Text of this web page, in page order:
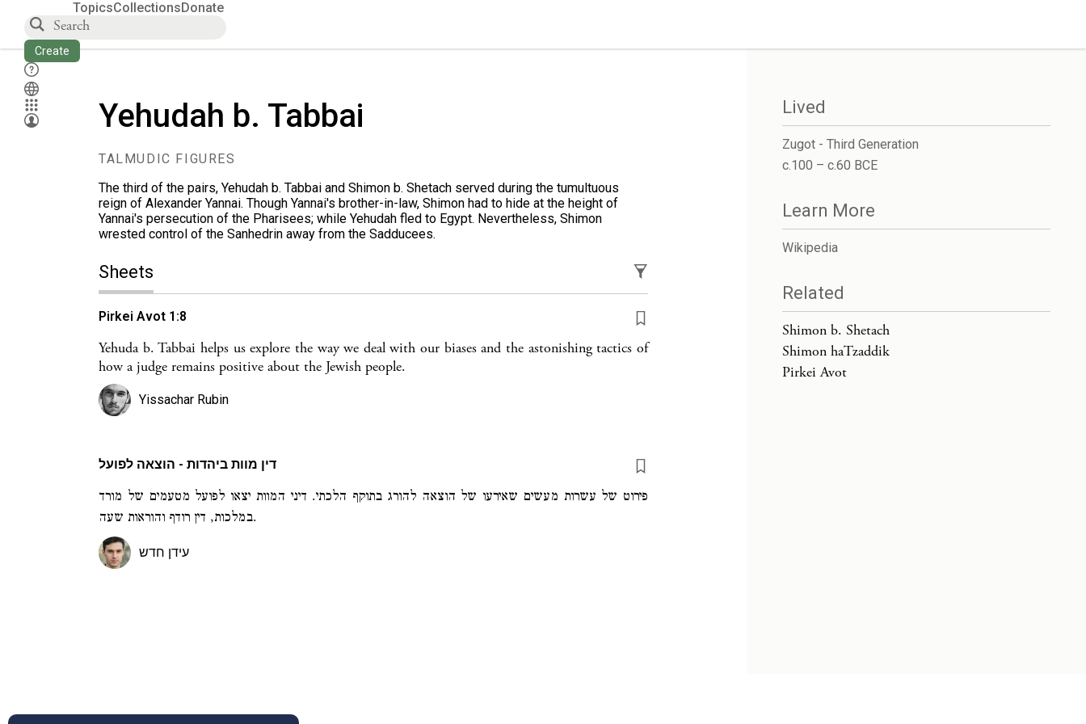
TopicsCollectionsDonate
Create
Yehudah b. Tabbai
TALMUDIC FIGURES
The third of the pairs, Yehudah b. Tabbai and Shimon b. Shetach served during the tumultuous
reign of Alexander Yannai. Though Yannai's brother-in-law, Shimon had to hide at the height of
Yannai's persecution of the Pharisees; while Yehudah fled to Egypt. Nevertheless, Shimon
wrested control of the Sanhedrin away from the Sadducees.
Sheets
Pirkei Avot 1:8
Yehuda b. Tabbai helps us explore the way we deal with our biases and the astonishing tactics of
how a judge remains positive about the Jewish people.
Yissachar Rubin
דין מוות ביהדות - הוצאה לפועל
פירוט של עשרות מעשים שאירעו של הוצאה להורג בתוקף הלכתי. דיני המוות יצאו לפועל מטעמים של מורד
במלכות, דין רודף והוראות שעה.
עידן חדש
Lived
Zugot - Third Generation
c.100 – c.60 BCE
Learn More
Wikipedia
Related
Shimon b. Shetach
Shimon haTzaddik
Pirkei Avot